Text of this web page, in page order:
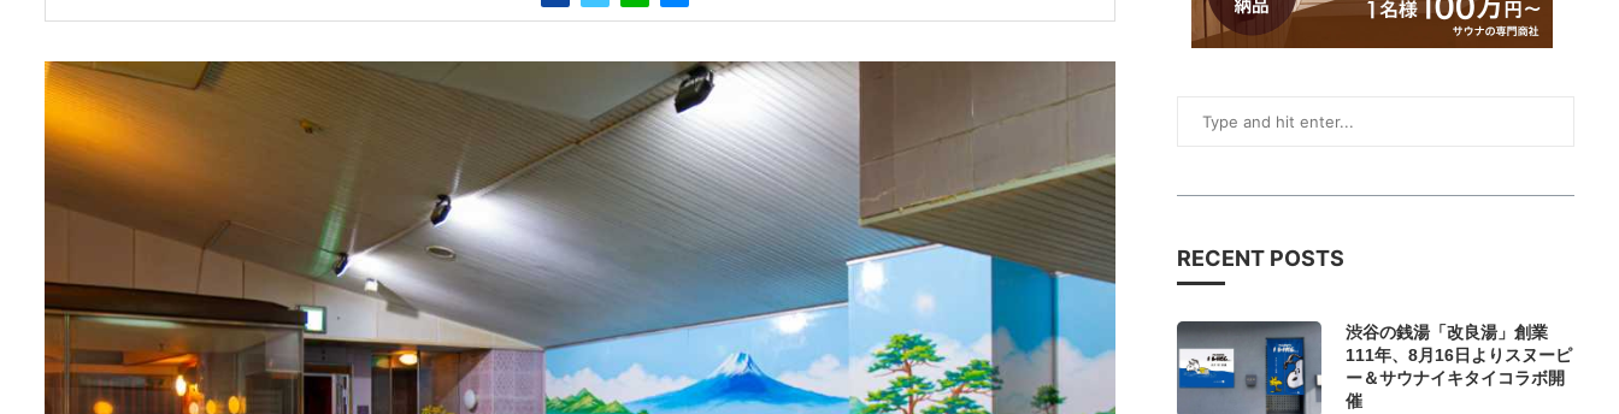
RECENT POSTS
渋谷の銭湯「改良湯」創業
111年、8月16日よりスヌーピ
ー＆サウナイキタイコラボ開
催